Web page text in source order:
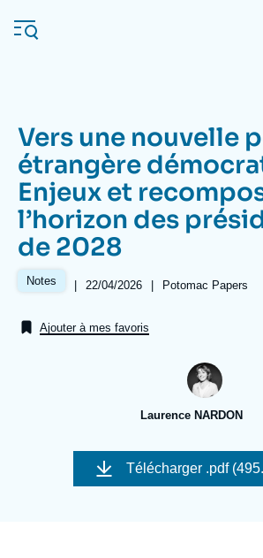
au
contenu
Navigation
principale
L'Ifri
Analyses
Se connecter
Nous soutenir
À propos de l'Ifri Recherches
Vers une nouvelle
étrangère
Enjeux et
l’horizon des
de 2028
Notes |
Date
publication
22/04/2026 |
Référence
Potomac Papers
Ajouter à mes favoris
Laurence NARDON
Image
couverture
Télécharger .pdf